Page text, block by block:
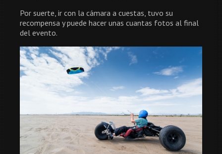
Por suerte, ir con la cámara a cuestas, tuvo su
recompensa y puede hacer unas cuantas fotos al final
del evento.